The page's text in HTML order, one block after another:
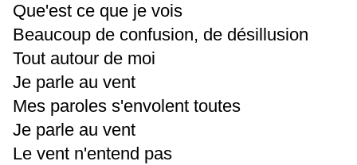
Que'est ce que je vois
Beaucoup de confusion, de désillusion
Tout autour de moi
Je parle au vent
Mes paroles s'envolent toutes
Je parle au vent
Le vent n'entend pas